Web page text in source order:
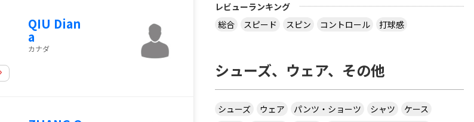
QIU Dian
a
カナダ
レビューランキング
総合
スピード スピン コントロール 打球感
シューズ、ウェア、その他
シューズ ウェア パンツ・ショーツ シャツ
ケース